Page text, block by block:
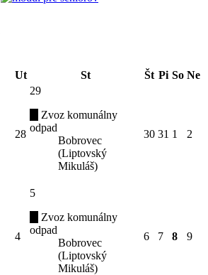
Ut St Št Pi So Ne
28
29
Zvoz komunálny
odpad
Bobrovec
(Liptovský
Mikuláš)
30 31 1 2
4
5
Zvoz komunálny
odpad
Bobrovec
(Liptovský
Mikuláš)
6 7 8 9